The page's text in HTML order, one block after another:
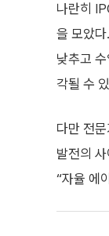
나란히
을 모았
낮추고
각될 수
다만 전
발전의
“자율 에